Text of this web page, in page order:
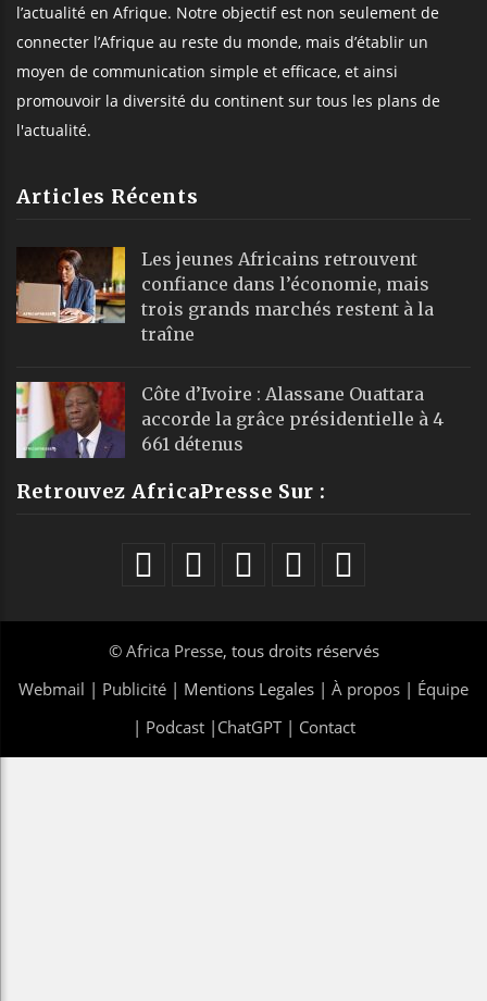
l’actualité en Afrique. Notre objectif est non seulement de
connecter l’Afrique au reste du monde, mais d’établir un
moyen de communication simple et efficace, et ainsi
promouvoir la diversité du continent sur tous les plans de
l'actualité.
Articles Récents
Les jeunes Africains retrouvent
confiance dans l’économie, mais
trois grands marchés restent à la
traîne
Côte d’Ivoire : Alassane Ouattara
accorde la grâce présidentielle à 4
661 détenus
Retrouvez AfricaPresse Sur :
© Africa Presse, tous droits réservés
Webmail | Publicité | Mentions Legales | À propos | Équipe
| Podcast| ChatGPT| Contact